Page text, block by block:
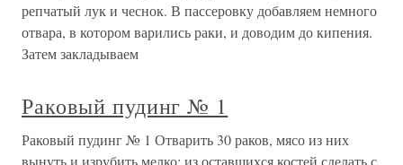
репчатый лук и чеснок. В пассеровку добавляем немного
отвара, в котором варились раки, и доводим до кипения.
Затем закладываем
Раковый пудинг № 1
Раковый пудинг № 1 Отварить 30 раков, мясо из них
вынуть и изрубить мелко; из оставшихся костей сделать с